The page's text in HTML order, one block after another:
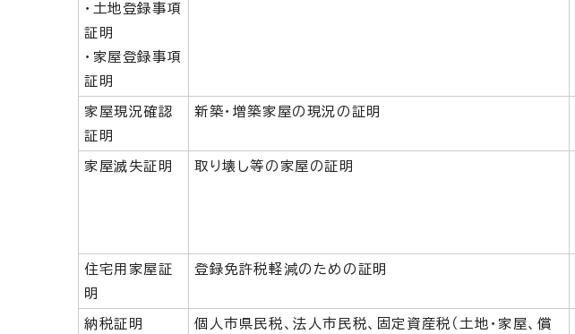
・土地登録事項
証明
・家屋登録事項
証明
家屋現況確認
証明
新築・増築家屋の現況の証明
家屋滅失証明 取り壊し等の家屋の証明
住宅用家屋証
明
登録免許税軽減のための証明
納税証明
個人市県民税、法人市民税、固定資産税（土地・家屋、償